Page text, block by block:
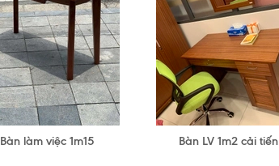
Bàn làm việc 1m15 Bàn LV 1m2 cải tiến